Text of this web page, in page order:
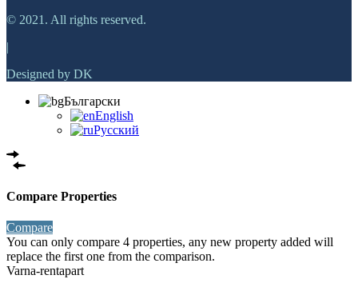
© 2021. All rights reserved.
|
Designed by DK
Български
English
Русский
Compare Properties
Compare
You can only compare 4 properties, any new property added will
replace the first one from the comparison.
Varna-rentapart